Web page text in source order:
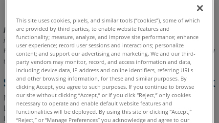
Hinweis:Wenn der alte (Quell-)Computer nicht mehr zugänglich
ist (z. B. aufgrund eines Festplatten- oder anderen
Hardwaredefekts) und es nicht möglich ist, den Lizenzschlüssel zu
übertragen, wenden Sie sich bitte an denFARO Support.
Schlüssel übertragen – Netzwerk
Mit der Funktion „Schlüssel übertragen“ können Sie einen
Lizenzschlüssel, der sich auf einem anderen Computer (in
Ihrem Netzwerk) befindet, auf den Computer übertragen, den
This site uses cookies, pixels, and similar tools (“cookies”), some of which
are provided by third parties, to enable website features and
functionality; measure, analyze, and improve site performance; enhance
user experience; record user sessions and interactions; personalize
content; and support our advertising and marketing. We and our third-
party vendors may monitor, record, and access information and data,
including device data, IP address and online identifiers, referring URLs
and other browsing information, for these and similar purposes. By
clicking Accept, you agree to such purposes. If you continue to browse
our site without clicking “Accept,” or if you click “Reject,” only cookies
necessary to operate and enable default website features and
functionalities will be deployed. By using this site or clicking “Accept,”
“Reject,” or “Manage Preferences” you acknowledge and agree to our